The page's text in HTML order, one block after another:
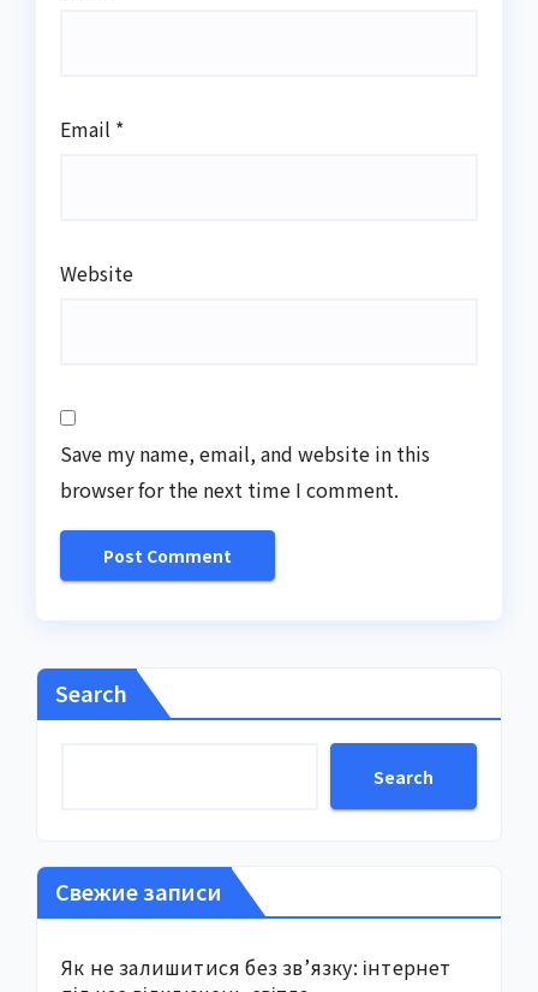
Email *
Website
Save my name, email, and website in this
browser for the next time I comment.
Search
Search
Свежие записи
Як не залишитися без зв’язку: інтернет